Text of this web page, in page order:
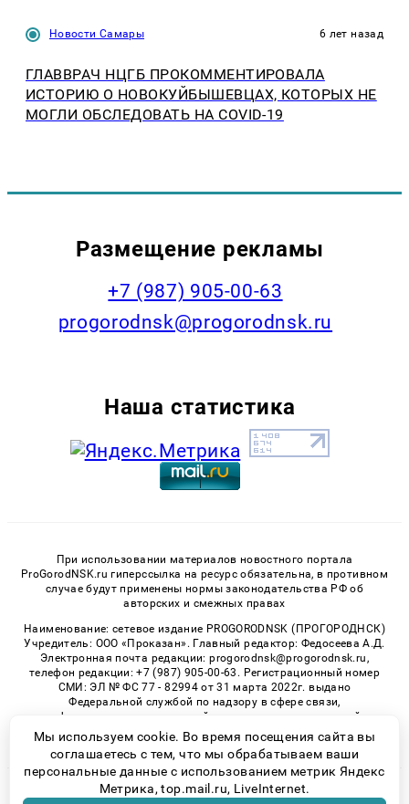
Новости Самары 6 лет назад
ГЛАВВРАЧ НЦГБ ПРОКОММЕНТИРОВАЛА
ИСТОРИЮ О НОВОКУЙБЫШЕВЦАХ, КОТОРЫХ НЕ
МОГЛИ ОБСЛЕДОВАТЬ НА COVID-19
Размещение рекламы
+7 (987) 905-00-63
progorodnsk@progorodnsk.ru
Наша статистика
При использовании материалов новостного портала
ProGorodNSK.ru гиперссылка на ресурс обязательна, в противном
случае будут применены нормы законодательства РФ об
авторских и смежных правах
Наименование: сетевое издание PROGORODNSK (ПРОГОРОДНСК)
Учредитель: ООО «Проказан». Главный редактор: Федосеева А.Д.
Электронная почта редакции: progorodnsk@progorodnsk.ru,
телефон редакции: +7 (987) 905-00-63. Регистрационный номер
СМИ: ЭЛ № ФС 77 - 82994 от 31 марта 2022г. выдано
Федеральной службой по надзору в сфере связи,
информационных технологий и массовых коммуникаций.
Возрастная категория сайта 16+.
© 2026 «progorodnsk» | Все права защищены
Мы используем cookie. Во время посещения сайта вы
соглашаетесь с тем, что мы обрабатываем ваши
персональные данные с использованием метрик Яндекс
Метрика, top.mail.ru, LiveInternet.